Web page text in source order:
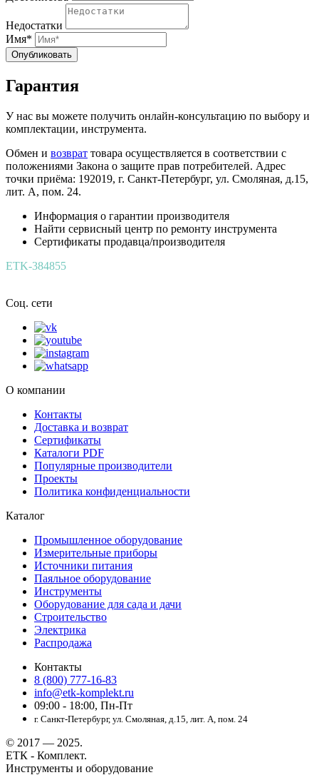
Недостатки
Имя*
Опубликовать
Гарантия
У нас вы можете получить онлайн-консультацию по выбору и
комплектации, инструмента.
Обмен и возврат товара осуществляется в соответствии с
положениями Закона о защите прав потребителей. Адрес
точки приёма: 192019, г. Санкт-Петербург, ул. Смоляная, д.15,
лит. А, пом. 24.
Информация о гарантии производителя
Найти сервисный центр по ремонту инструмента
Сертификаты продавца/производителя
ETK-384855
Соц. сети
О компании
Контакты
Доставка и возврат
Сертификаты
Каталоги PDF
Популярные производители
Проекты
Политика конфиденциальности
Каталог
Промышленное оборудование
Измерительные приборы
Источники питания
Паяльное оборудование
Инструменты
Оборудование для сада и дачи
Строительство
Электрика
Распродажа
Контакты
8 (800) 777-16-83
info@etk-komplekt.ru
09:00 - 18:00, Пн-Пт
г. Санкт-Петербург, ул. Смоляная, д.15, лит. А, пом. 24
© 2017 — 2025.
ЕТК - Комплект.
Инструменты и оборудование